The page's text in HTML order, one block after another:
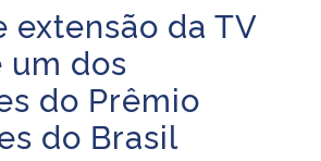
e Abastecimento
extensão da TV
um dos
do Prêmio
do Brasil